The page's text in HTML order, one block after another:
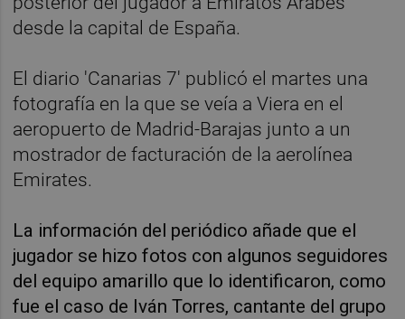
desde la capital de España.
El diario 'Canarias 7' publicó el martes una
fotografía en la que se veía a Viera en el
aeropuerto de Madrid-Barajas junto a un
mostrador de facturación de la aerolínea
Emirates.
La información del periódico añade que el
jugador se hizo fotos con algunos seguidores
del equipo amarillo que lo identificaron, como
fue el caso de Iván Torres, cantante del grupo